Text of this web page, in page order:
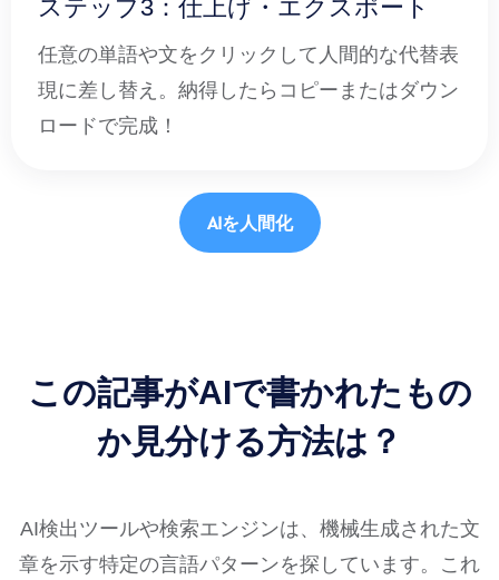
ステップ3：仕上げ・エクスポート
任意の単語や文をクリックして人間的な代替表
現に差し替え。納得したらコピーまたはダウン
ロードで完成！
AIを人間化
この記事がAIで書かれたもの
か見分ける方法は？
AI検出ツールや検索エンジンは、機械生成された文
章を示す特定の言語パターンを探しています。これ